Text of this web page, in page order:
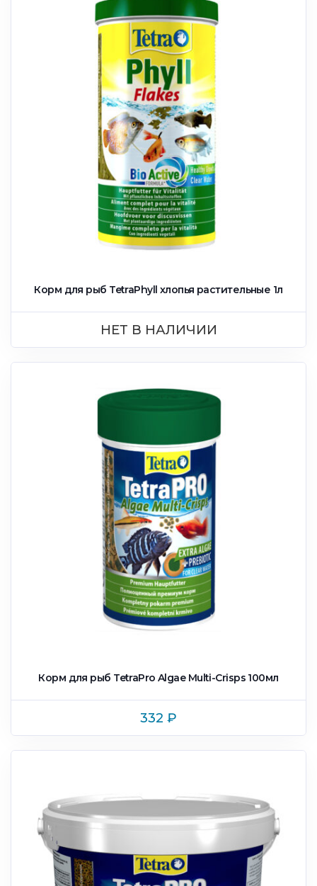
Корм для рыб TetraPhyll xлопья растительные 1л
НЕТ В НАЛИЧИИ
Корм для рыб TetraPro Algae Multi-Crisps 100мл
332 ₽